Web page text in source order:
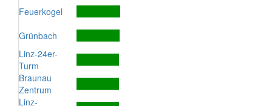
Feuerkogel
Grünbach
Linz-24er-
Turm
Braunau
Zentrum
Linz-